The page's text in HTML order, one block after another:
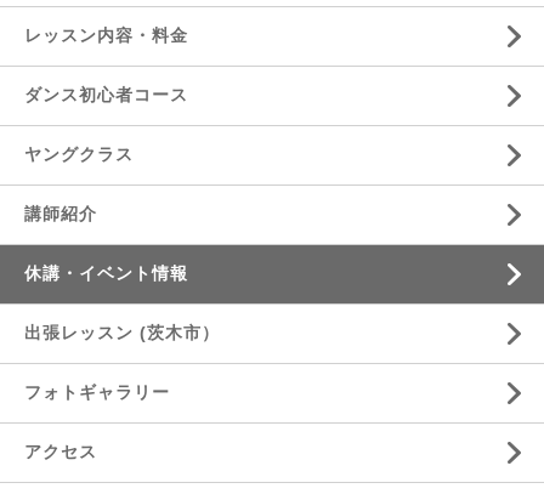
レッスン内容・料金
ダンス初心者コース
ヤングクラス
講師紹介
休講・イベント情報
出張レッスン (茨木市）
フォトギャラリー
アクセス